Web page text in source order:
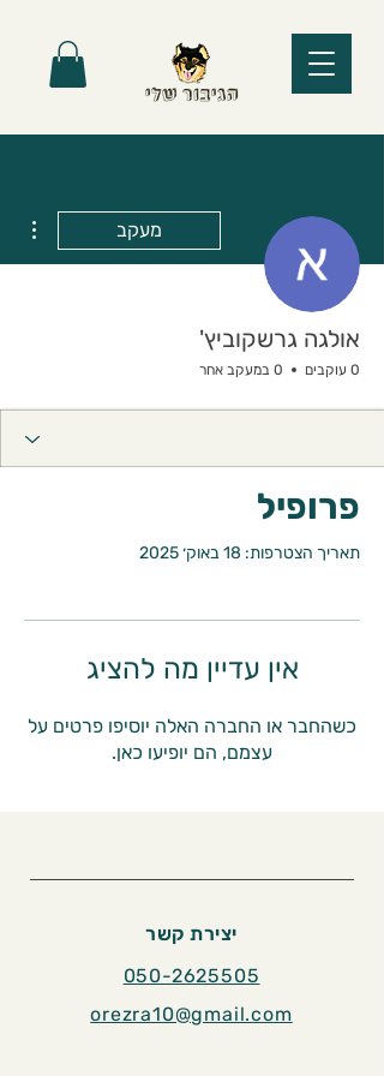
מעקב
אולגה גרשקוביץ'
0 עוקבים 0 במעקב אחר
פרופיל
תאריך הצטרפות: 18 באוק׳ 2025
אין עדיין מה להציג
כשהחבר או החברה האלה יוסיפו פרטים על
עצמם, הם יופיעו כאן.
יצירת קשר
050-2625505
orezra10@gmail.com